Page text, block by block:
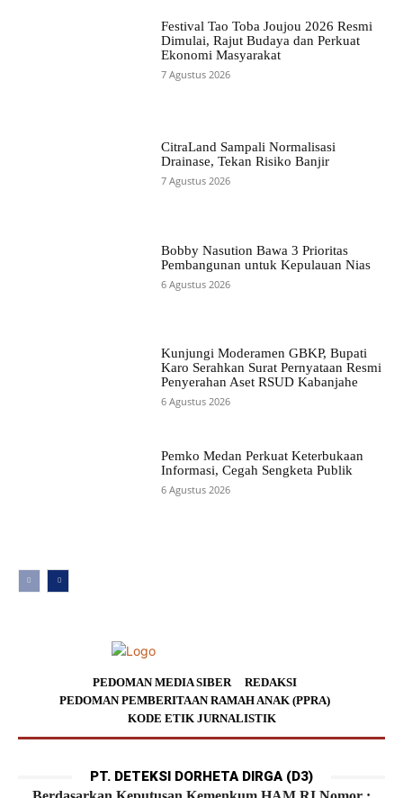
Festival Tao Toba Joujou 2026 Resmi
Dimulai, Rajut Budaya dan Perkuat
Ekonomi Masyarakat
7 Agustus 2026
CitraLand Sampali Normalisasi
Drainase, Tekan Risiko Banjir
7 Agustus 2026
Bobby Nasution Bawa 3 Prioritas
Pembangunan untuk Kepulauan Nias
6 Agustus 2026
Kunjungi Moderamen GBKP, Bupati
Karo Serahkan Surat Pernyataan Resmi
Penyerahan Aset RSUD Kabanjahe
6 Agustus 2026
Pemko Medan Perkuat Keterbukaan
Informasi, Cegah Sengketa Publik
6 Agustus 2026
PEDOMAN MEDIA SIBER
REDAKSI
PEDOMAN PEMBERITAAN RAMAH ANAK (PPRA)
KODE ETIK JURNALISTIK
PT. DETEKSI DORHETA DIRGA (D3)